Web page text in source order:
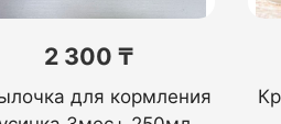
2 300 ₸
для кормления